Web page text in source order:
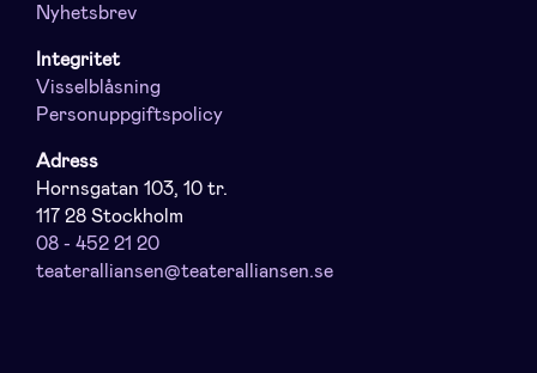
Nyhetsbrev
Integritet
Visselblåsning
Personuppgiftspolicy
Adress
Hornsgatan 103, 10 tr.
117 28 Stockholm
08 - 452 21 20
teateralliansen@teateralliansen.se